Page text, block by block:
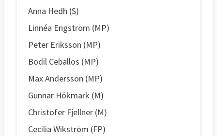
Anna Hedh (S)
Linnéa Engström (MP)
Peter Eriksson (MP)
Bodil Ceballos (MP)
Max Andersson (MP)
Gunnar Hökmark (M)
Christofer Fjellner (M)
Cecilia Wikström (FP)